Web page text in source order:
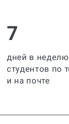
7
дней в
студентов по
и на почте